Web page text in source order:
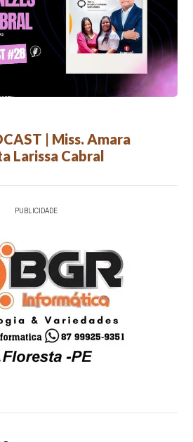
| Miss. Amara
Larissa Cabral
PUBLICIDADE